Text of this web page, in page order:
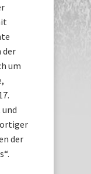
der
um
der